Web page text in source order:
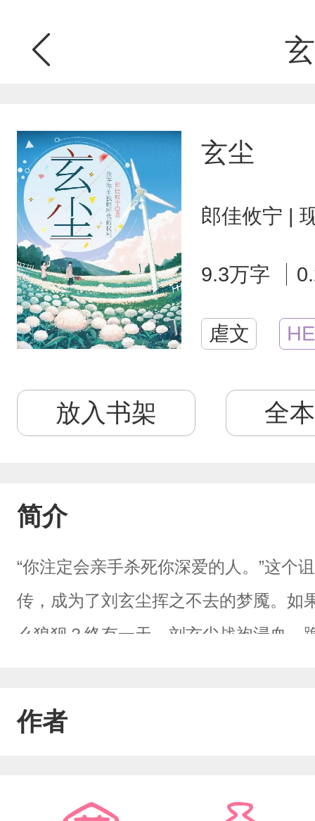
玄尘
郎佳攸宁 |
9.3万字
虐文 HE
放入书架 全
简介
“你注定会亲手杀死你深爱的人。”这个
传，成为了刘玄尘挥之不去的梦魇。如
么狼狈？终有一天，刘玄尘战袍浸血
吗？这谁也说不清。可能这就是所谓
自私，也许是畏惧，诅咒终成了诅咒
作者